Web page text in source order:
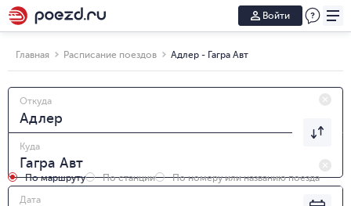
Войти
Главная Расписание поездов Адлер - Гагра Авт
Откуда
Куда
По маршруту По станции
По номеру или названию поезда
Дата